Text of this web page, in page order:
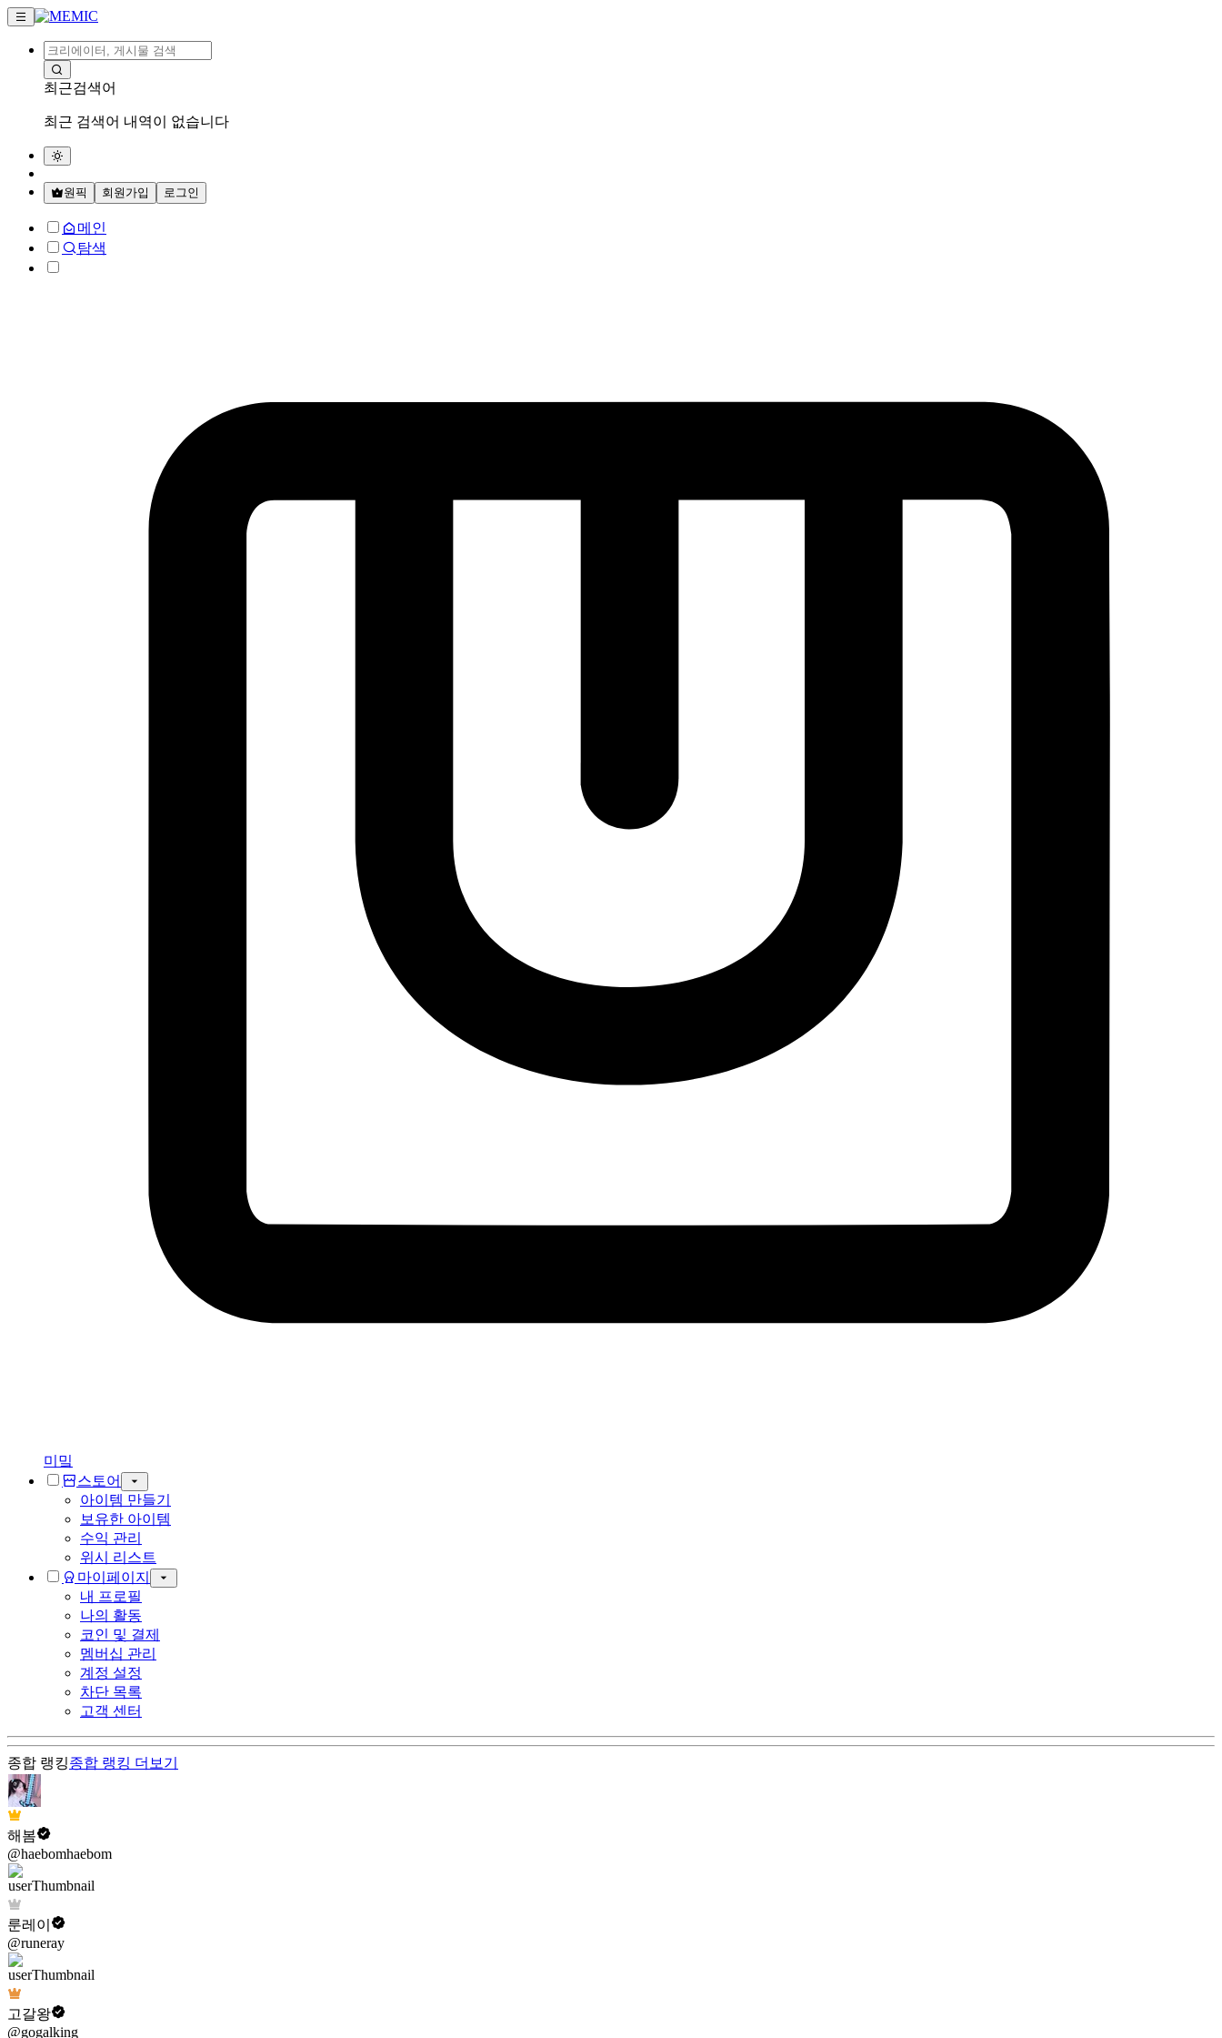
최근검색어
최근 검색어 내역이 없습니다
원픽 회원가입 로그인
메인
탐색
미밐
스토어
아이템 만들기
보유한 아이템
수익 관리
위시 리스트
마이페이지
내 프로필
나의 활동
코인 및 결제
멤버십 관리
계정 설정
차단 목록
고객 센터
종합 랭킹종합 랭킹 더보기
해봄
@haebomhaebom
룬레이
@runeray
고갈왕
@gogalking